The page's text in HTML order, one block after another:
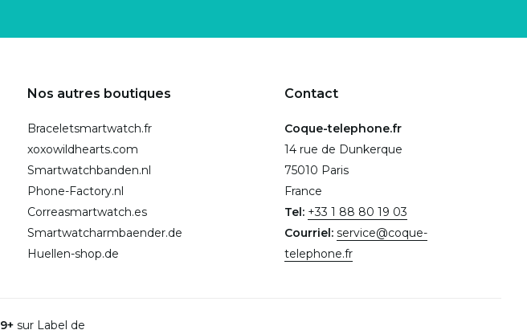
Nos autres boutiques
Braceletsmartwatch.fr
xoxowildhearts.com
Smartwatchbanden.nl
Phone-Factory.nl
Correasmartwatch.es
Smartwatcharmbaender.de
Huellen-shop.de
Contact
Coque-telephone.fr
14 rue de Dunkerque
75010 Paris
France
Tel: +33 1 88 80 19 03
Courriel: service@coque-
telephone.fr
9+sur Label de